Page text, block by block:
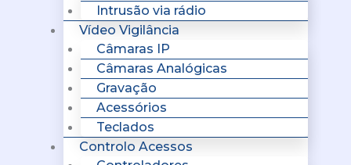
Intrusão via rádio
Vídeo Vigilância
Câmaras IP
Câmaras Analógicas
Gravação
Acessórios
Teclados
Controlo Acessos